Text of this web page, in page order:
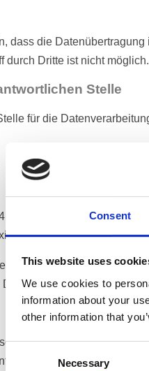
Consent
This website uses
We use cookies to
information about your
other information that
Necessary
dass die
durch Dritte ist nicht möglich.
Stelle
für die
mussavi.de
ist die natürliche oder
(z. B. Namen, E-Mail-
Datenschutzerklärung
Wenn Sie ein